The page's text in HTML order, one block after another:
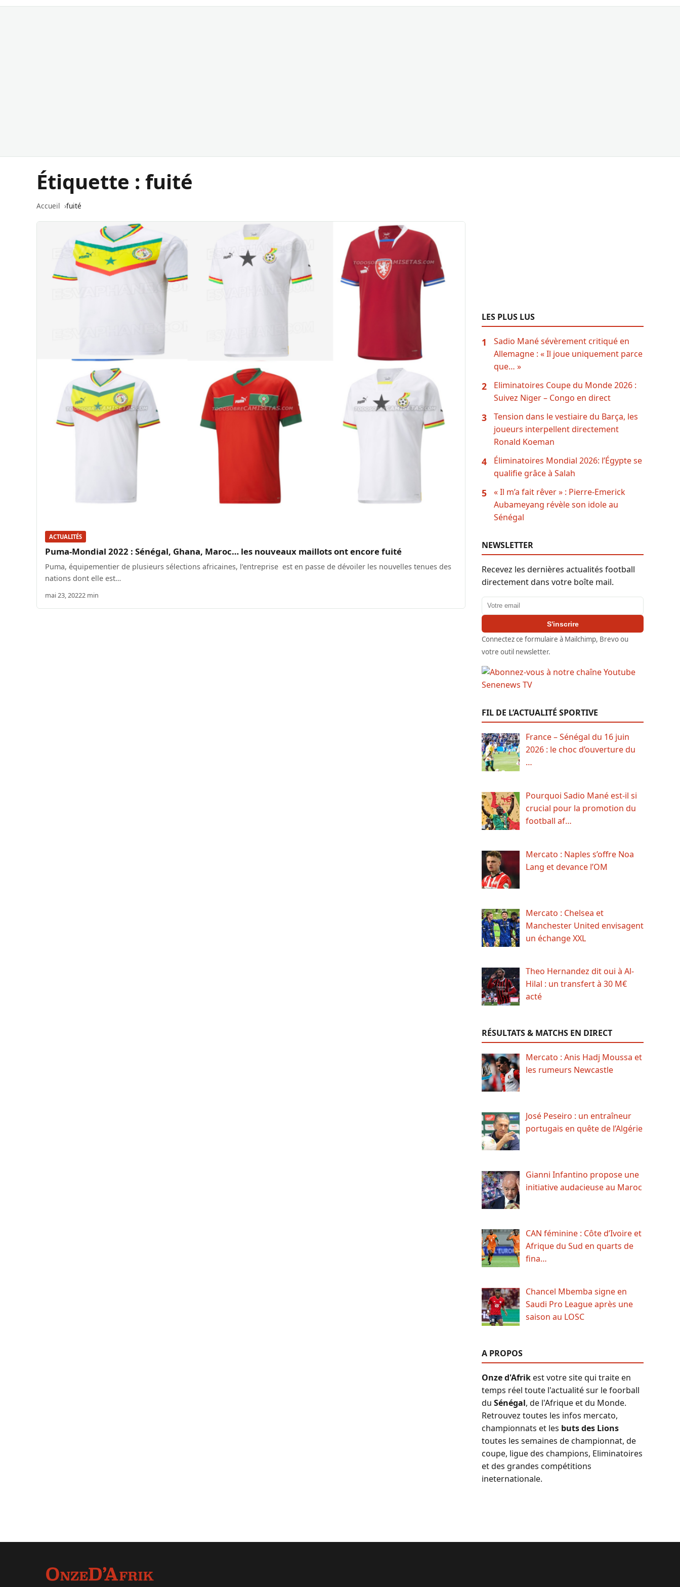
Étiquette : fuité
Accueil fuité
ACTUALITÉS
Puma-Mondial 2022 : Sénégal, Ghana, Maroc… les nouveaux maillots ont encore fuité
Puma, équipementier de plusieurs sélections africaines, l’entreprise est en passe de dévoiler les nouvelles tenues des
nations dont elle est…
mai 23, 20222 min
LES PLUS LUS
1
Sadio Mané sévèrement critiqué en
Allemagne : « Il joue uniquement parce
que… »
2
Eliminatoires Coupe du Monde 2026 :
Suivez Niger – Congo en direct
3
Tension dans le vestiaire du Barça, les
joueurs interpellent directement
Ronald Koeman
4
Éliminatoires Mondial 2026: l’Égypte se
qualifie grâce à Salah
5
« Il m’a fait rêver » : Pierre-Emerick
Aubameyang révèle son idole au
Sénégal
NEWSLETTER
Recevez les dernières actualités football
directement dans votre boîte mail.
Adresse email
S'inscrire
Connectez ce formulaire à Mailchimp, Brevo ou
votre outil newsletter.
FIL DE L’ACTUALITÉ SPORTIVE
France – Sénégal du 16 juin
2026 : le choc d’ouverture du
…
Pourquoi Sadio Mané est-il si
crucial pour la promotion du
football af…
Mercato : Naples s’offre Noa
Lang et devance l’OM
Mercato : Chelsea et
Manchester United envisagent
un échange XXL
Theo Hernandez dit oui à Al-
Hilal : un transfert à 30 M€
acté
RÉSULTATS & MATCHS EN DIRECT
Mercato : Anis Hadj Moussa et
les rumeurs Newcastle
José Peseiro : un entraîneur
portugais en quête de l’Algérie
Gianni Infantino propose une
initiative audacieuse au Maroc
CAN féminine : Côte d’Ivoire et
Afrique du Sud en quarts de
fina…
Chancel Mbemba signe en
Saudi Pro League après une
saison au LOSC
A PROPOS
Onze d'Afrikest votre site qui traite en
temps réel toute l'actualité sur le foorball
du Sénégal, de l'Afrique et du Monde.
Retrouvez toutes les infos mercato,
championnats et les buts des Lions
toutes les semaines de championnat, de
coupe, ligue des champions, Eliminatoires
et des grandes compétitions
ineternationale.